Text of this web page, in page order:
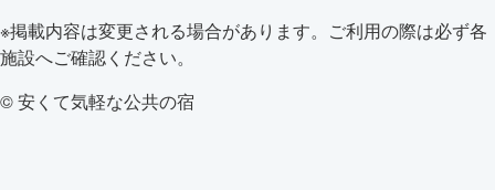
※掲載内容は変更される場合があります。ご利用の際は必ず各
施設へご確認ください。
© 安くて気軽な公共の宿